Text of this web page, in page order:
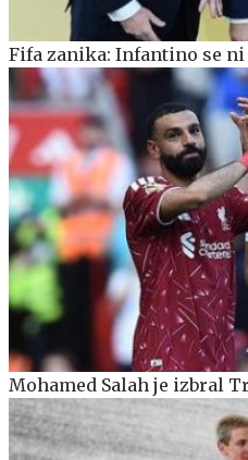
Fifa zanika: Infantino se
Mohamed Salah je izbral